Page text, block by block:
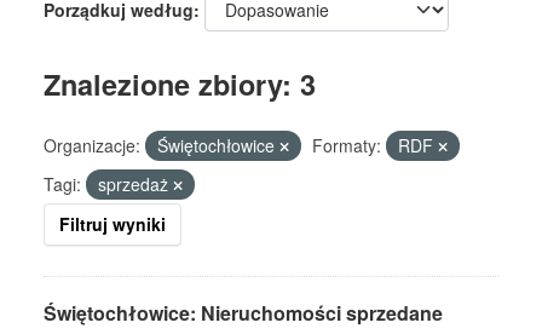
Porządkuj według
Znalezione zbiory: 3
Organizacje: Świętochłowice Formaty:
RDF
Tagi:
sprzedaż
Filtruj wyniki
Świętochłowice: Nieruchomości sprzedane